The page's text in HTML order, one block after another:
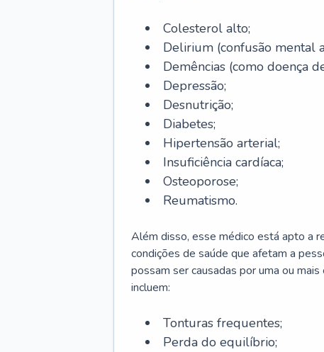
Colesterol alto;
Delirium (confusão mental
Demências (como doença
Depressão;
Desnutrição;
Diabetes;
Hipertensão arterial;
Insuficiência cardíaca;
Osteoporose;
Reumatismo.
Além disso, esse médico está apto a
condições de saúde que afetam a
possam ser causadas por uma ou
incluem:
Tonturas frequentes;
Perda do equilíbrio;